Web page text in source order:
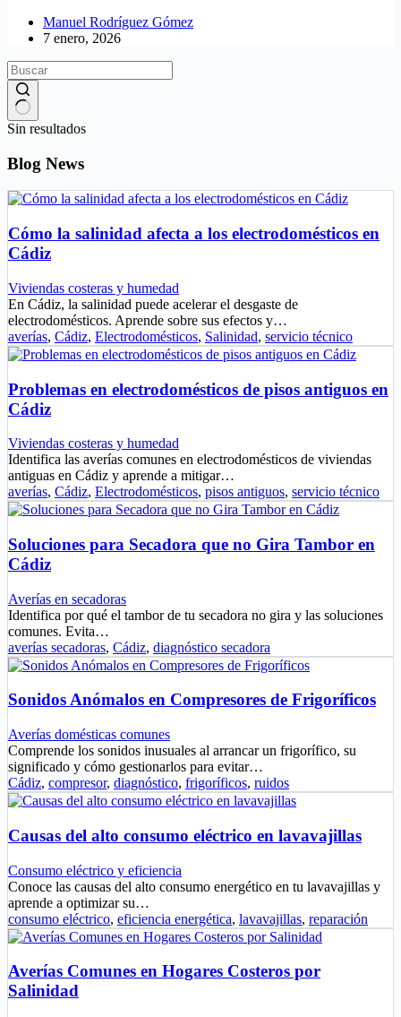
Manuel Rodríguez Gómez
7 enero, 2026
Sin resultados
Blog News
Cómo la salinidad afecta a los electrodomésticos en
Cádiz
Viviendas costeras y humedad
En Cádiz, la salinidad puede acelerar el desgaste de
electrodomésticos. Aprende sobre sus efectos y…
averías, Cádiz, Electrodomésticos, Salinidad, servicio técnico
Problemas en electrodomésticos de pisos antiguos en
Cádiz
Viviendas costeras y humedad
Identifica las averías comunes en electrodomésticos de viviendas
antiguas en Cádiz y aprende a mitigar…
averías, Cádiz, Electrodomésticos, pisos antiguos, servicio técnico
Soluciones para Secadora que no Gira Tambor en
Cádiz
Averías en secadoras
Identifica por qué el tambor de tu secadora no gira y las soluciones
comunes. Evita…
averías secadoras, Cádiz, diagnóstico secadora
Sonidos Anómalos en Compresores de Frigoríficos
Averías domésticas comunes
Comprende los sonidos inusuales al arrancar un frigorífico, su
significado y cómo gestionarlos para evitar…
Cádiz, compresor, diagnóstico, frigoríficos, ruidos
Causas del alto consumo eléctrico en lavavajillas
Consumo eléctrico y eficiencia
Conoce las causas del alto consumo energético en tu lavavajillas y
aprende a optimizar su…
consumo eléctrico, eficiencia energética, lavavajillas, reparación
Averías Comunes en Hogares Costeros por
Salinidad